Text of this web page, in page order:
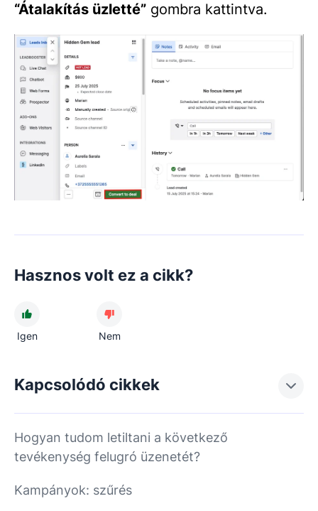
“Átalakítás üzletté” gombra kattintva.
Hasznos volt ez a cikk?
Igen Nem
Kapcsolódó cikkek
Hogyan tudom letiltani a következő
tevékenység felugró üzenetét?
Kampányok: szűrés